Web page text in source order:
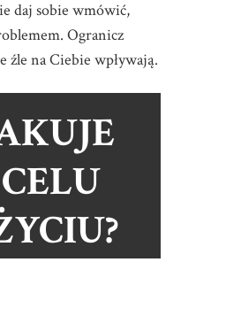
daj sobie wmówić,
Ogranicz
źle na Ciebie wpływają.